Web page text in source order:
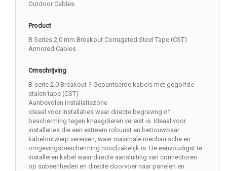
Outdoor Cables
Product
B Series 2,0 mm Breakout Corrugated Steel Tape (CST)
Armored Cables .
Omschrijving
B-serie 2.0 Breakout ? Gepantserde kabels met gegolfde
stalen tape (CST)
Aanbevolen installatiezone
Ideaal voor installaties waar directe begraving of
bescherming tegen knaagdieren vereist is. Ideaal voor
installaties die een extreem robuust en betrouwbaar
kabelontwerp vereisen, waar maximale mechanische en
omgevingsbescherming noodzakelijk is. De eenvoudigst te
installeren kabel waar directe aansluiting van connectoren
op subeenheden en directe doorvoer naar panelen en